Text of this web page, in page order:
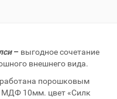
– выгодное сочетание
внешнего вида.
порошковым
МДФ 10мм. цвет «Силк